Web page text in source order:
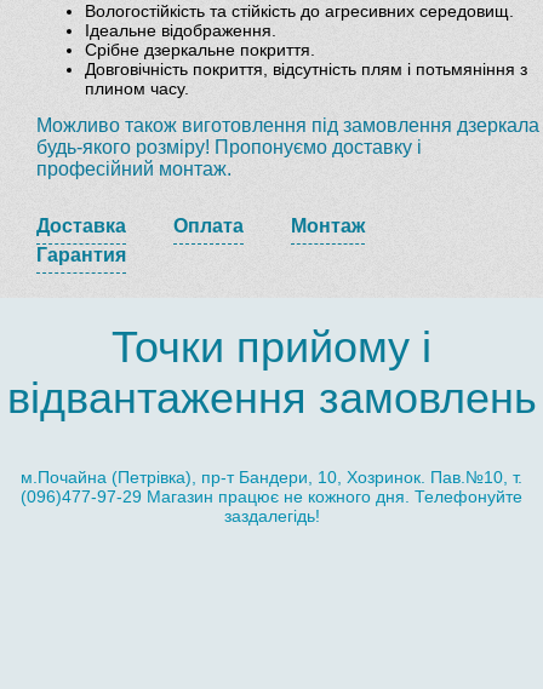
Вологостійкість та стійкість до агресивних середовищ.
Ідеальне відображення.
Срібне дзеркальне покриття.
Довговічність покриття, відсутність плям і потьмяніння з
плином часу.
Можливо також виготовлення під замовлення дзеркала
будь-якого розміру! Пропонуємо доставку і
професійний монтаж.
Доставка Оплата
Монтаж
Гарантия
Точки прийому і
відвантаження замовлень
м.Почайна (Петрівка), пр-т Бандери, 10, Хозринок. Пав.№10, т.
(096)477-97-29 Магазин працює не кожного дня. Телефонуйте
заздалегідь!